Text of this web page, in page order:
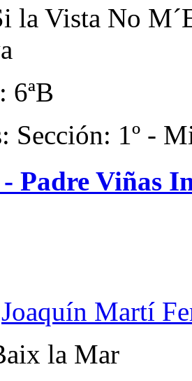
la Vista No
6ªB
Sección: 1º -
Padre Viñas
Joaquín Martí
la Mar